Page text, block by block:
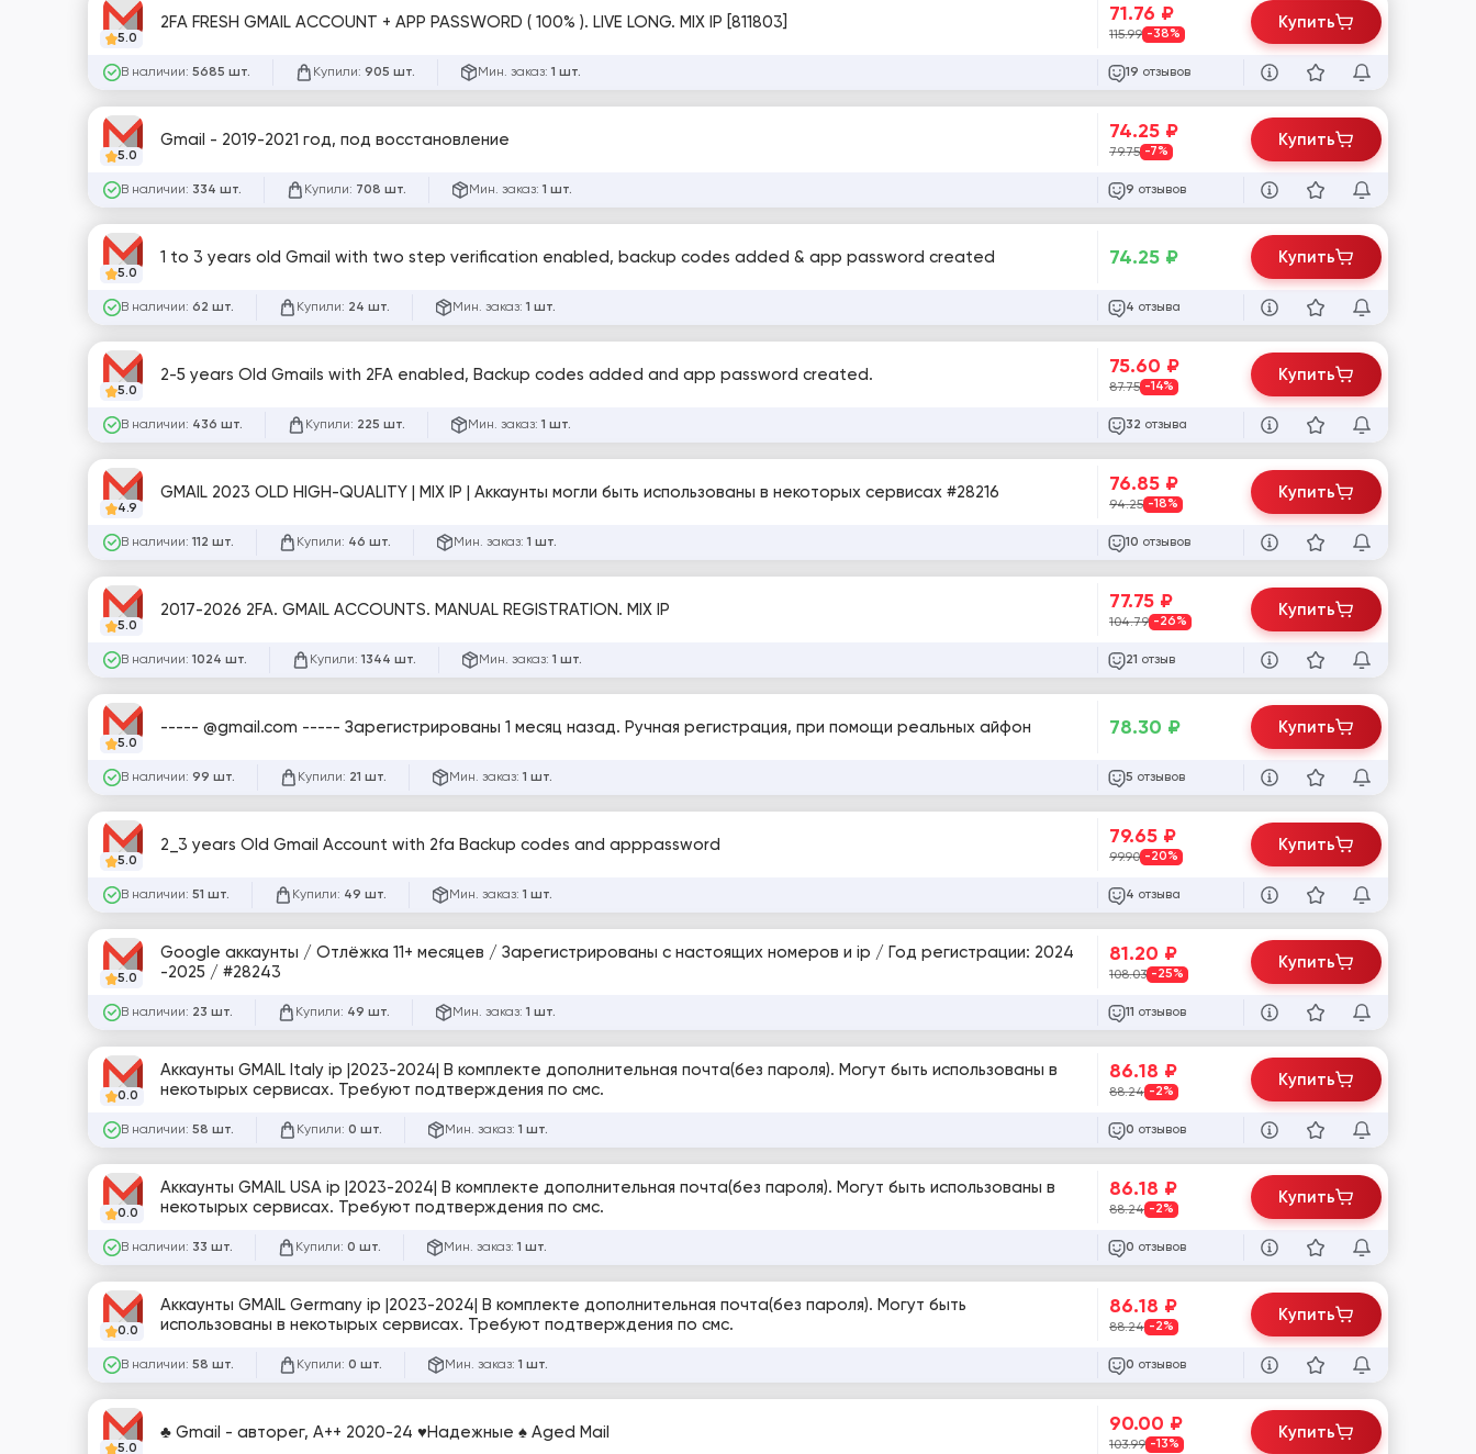
5.0
2FA FRESH GMAIL ACCOUNT + APP PASSWORD ( 100% ). LIVE LONG. MIX IP [811803]
В наличии: 5685 шт. Купили: 905 шт. Мин. заказ: 1 шт.
71.76 ₽
115.99 -38%
19 отзывов
Купить
5.0
Gmail - 2019-2021 год, под восстановление
В наличии: 334 шт. Купили: 708 шт. Мин. заказ: 1 шт.
74.25 ₽
79.75 -7%
9 отзывов
Купить
5.0
1 to 3 years old Gmail with two step verification enabled, backup codes added & app password created
В наличии: 62 шт. Купили: 24 шт. Мин. заказ: 1 шт.
74.25 ₽
4 отзыва
Купить
5.0
2-5 years Old Gmails with 2FA enabled, Backup codes added and app password created.
В наличии: 436 шт. Купили: 225 шт. Мин. заказ: 1 шт.
75.60 ₽
87.75 -14%
32 отзыва
Купить
4.9
GMAIL 2023 OLD HIGH-QUALITY | MIX IP | Аккаунты могли быть использованы в некоторых сервисах #28216
В наличии: 112 шт. Купили: 46 шт. Мин. заказ: 1 шт.
76.85 ₽
94.25 -18%
10 отзывов
Купить
5.0
2017-2026 2FA. GMAIL ACCOUNTS. MANUAL REGISTRATION. MIX IP
В наличии: 1024 шт. Купили: 1344 шт. Мин. заказ: 1 шт.
77.75 ₽
104.79 -26%
21 отзыв
Купить
5.0
----- @gmail.com ----- Зарегистрированы 1 месяц назад. Ручная регистрация, при помощи реальных айфон
В наличии: 99 шт. Купили: 21 шт. Мин. заказ: 1 шт.
78.30 ₽
5 отзывов
Купить
5.0
2_3 years Old Gmail Account with 2fa Backup codes and apppassword
В наличии: 51 шт. Купили: 49 шт. Мин. заказ: 1 шт.
79.65 ₽
99.90 -20%
4 отзыва
Купить
5.0
Google аккаунты / Отлёжка 11+ месяцев / Зарегистрированы с настоящих номеров и ip / Год регистрации: 2024
-2025 / #28243
В наличии: 23 шт. Купили: 49 шт. Мин. заказ: 1 шт.
81.20 ₽
108.03 -25%
11 отзывов
Купить
0.0
Аккаунты GMAIL Italy ip |2023-2024| В комплекте дополнительная почта(без пароля). Могут быть использованы в
некотырых сервисах. Требуют подтверждения по смс.
В наличии: 58 шт. Купили: 0 шт. Мин. заказ: 1 шт.
86.18 ₽
88.24 -2%
0 отзывов
Купить
0.0
Аккаунты GMAIL USA ip |2023-2024| В комплекте дополнительная почта(без пароля). Могут быть использованы в
некотырых сервисах. Требуют подтверждения по смс.
В наличии: 33 шт. Купили: 0 шт. Мин. заказ: 1 шт.
86.18 ₽
88.24 -2%
0 отзывов
Купить
0.0
Аккаунты GMAIL Germany ip |2023-2024| В комплекте дополнительная почта(без пароля). Могут быть
использованы в некотырых сервисах. Требуют подтверждения по смс.
В наличии: 58 шт. Купили: 0 шт. Мин. заказ: 1 шт.
86.18 ₽
88.24 -2%
0 отзывов
Купить
5.0
♣ Gmail - авторег, A++ 2020-24 ♥Надежные ♠ Aged Mail 90.00 ₽
103.99 -13%
Купить